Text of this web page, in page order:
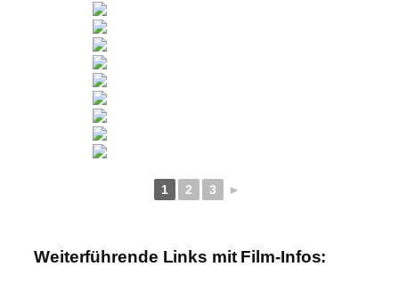
1 2 3 ►
Weiterführende Links mit Film-Infos: